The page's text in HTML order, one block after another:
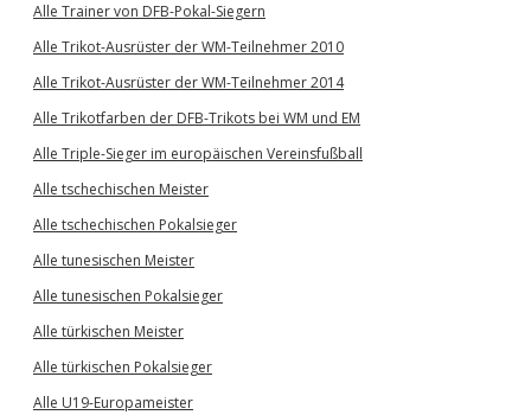
Alle Trainer von DFB-Pokal-Siegern
Alle Trikot-Ausrüster der WM-Teilnehmer 2010
Alle Trikot-Ausrüster der WM-Teilnehmer 2014
Alle Trikotfarben der DFB-Trikots bei WM und EM
Alle Triple-Sieger im europäischen Vereinsfußball
Alle tschechischen Meister
Alle tschechischen Pokalsieger
Alle tunesischen Meister
Alle tunesischen Pokalsieger
Alle türkischen Meister
Alle türkischen Pokalsieger
Alle U19-Europameister